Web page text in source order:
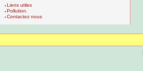
Liens utiles
Pollution.
Contactez nous